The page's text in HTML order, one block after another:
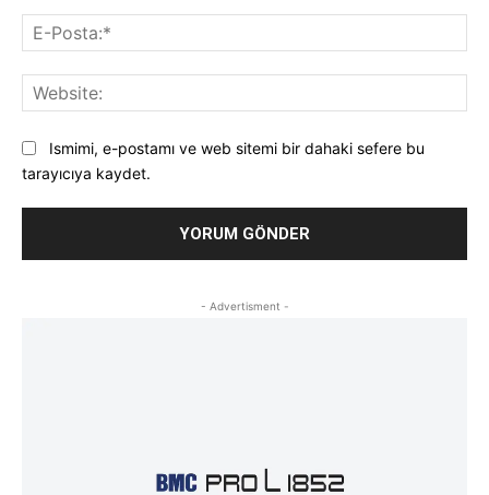
Ismimi, e-postamı ve web sitemi bir dahaki sefere bu
tarayıcıya kaydet.
- Advertisment -